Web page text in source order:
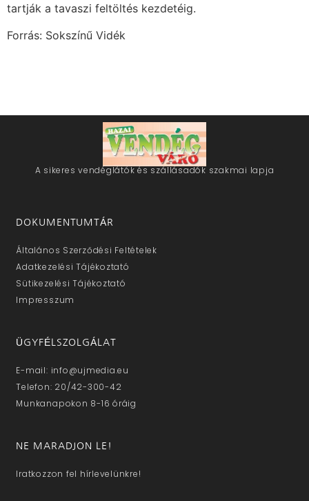
tartják a tavaszi feltöltés kezdetéig.
Forrás: Sokszínű Vidék
A sikeres vendéglátók és szállásadók szakmai lapja
DOKUMENTUMTÁR
Általános Szerződési Feltételek
Adatkezelési Tájékoztató
Sütikezelési Tájékoztató
Impresszum
ÜGYFÉLSZOLGÁLAT
E-mail: info@ujmedia.eu
Telefon: 20/42-300-42
Munkanapokon 8-16 óráig
NE MARADJON LE!
Iratkozzon fel hírlevelünkre!